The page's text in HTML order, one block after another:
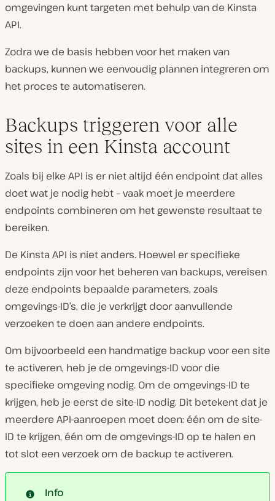
omgevingen kunt targeten met behulp van de Kinsta
API.
Zodra we de basis hebben voor het maken van
backups, kunnen we eenvoudig plannen integreren om
het proces te automatiseren.
Backups triggeren voor alle
sites in een Kinsta account
Zoals bij elke API is er niet altijd één endpoint dat alles
doet wat je nodig hebt – vaak moet je meerdere
endpoints combineren om het gewenste resultaat te
bereiken.
De Kinsta API is niet anders. Hoewel er specifieke
endpoints zijn voor het beheren van backups, vereisen
deze endpoints bepaalde parameters, zoals
omgevings-ID’s, die je verkrijgt door aanvullende
verzoeken te doen aan andere endpoints.
Om bijvoorbeeld een handmatige backup voor een site
te activeren, heb je de omgevings-ID voor die
specifieke omgeving nodig. Om de omgevings-ID te
krijgen, heb je eerst de site-ID nodig. Dit betekent dat je
meerdere API-aanroepen moet doen: één om de site-
ID te krijgen, één om de omgevings-ID op te halen en
tot slot een verzoek om de backup te activeren.
Info